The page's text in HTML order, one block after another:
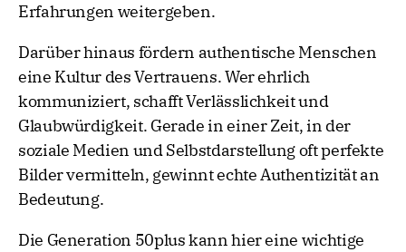
Erfahrungen weitergeben.
Darüber hinaus fördern authentische Menschen
eine Kultur des Vertrauens. Wer ehrlich
kommuniziert, schafft Verlässlichkeit und
Glaubwürdigkeit. Gerade in einer Zeit, in der
soziale Medien und Selbstdarstellung oft perfekte
Bilder vermitteln, gewinnt echte Authentizität an
Bedeutung.
Die Generation 50plus kann hier eine wichtige